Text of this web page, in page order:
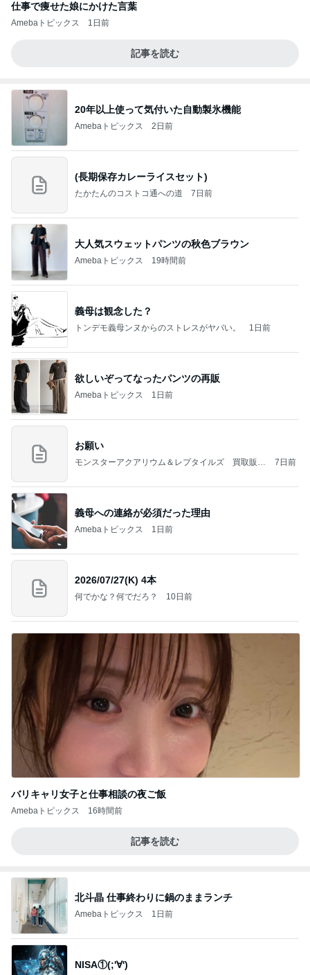
仕事で痩せた娘にかけた言葉
Amebaトピックス 1日前
記事を読む
20年以上使って気付いた自動製氷機能
Amebaトピックス 2日前
(長期保存カレーライスセット)
たかたんのコストコ通への道 7日前
大人気スウェットパンツの秋色ブラウン
Amebaトピックス 19時間前
義母は観念した？
トンデモ義母ンヌからのストレスがヤバい。 1日前
欲しいぞってなったパンツの再販
Amebaトピックス 1日前
お願い
モンスターアクアリウム＆レプタイルズ 買取販売
7日前
義母への連絡が必須だった理由
Amebaトピックス 1日前
2026/07/27(K) 4本
何でかな？何でだろ？ 10日前
バリキャリ女子と仕事相談の夜ご飯
Amebaトピックス 16時間前
記事を読む
北斗晶 仕事終わりに鍋のままランチ
Amebaトピックス 1日前
NISA①(;'∀')